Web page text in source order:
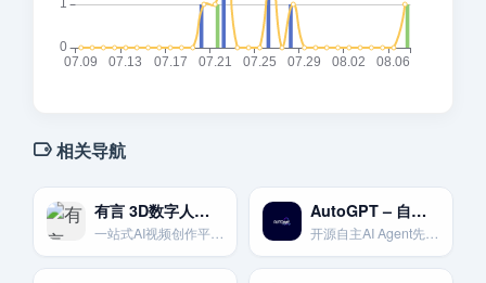
相关导航
有言 3D数字人视频创作
一站式AI视频创作平台，提供1200+免费3D数字人模型和场景。
AutoGPT – 自主AI Agent先驱
开源自主AI Agent先驱项目